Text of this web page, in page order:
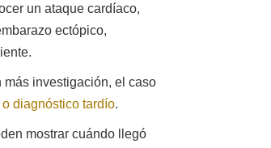
un ataque cardíaco,
ectópico,
investigación, el caso
diagnóstico tardío.
mostrar cuándo llegó